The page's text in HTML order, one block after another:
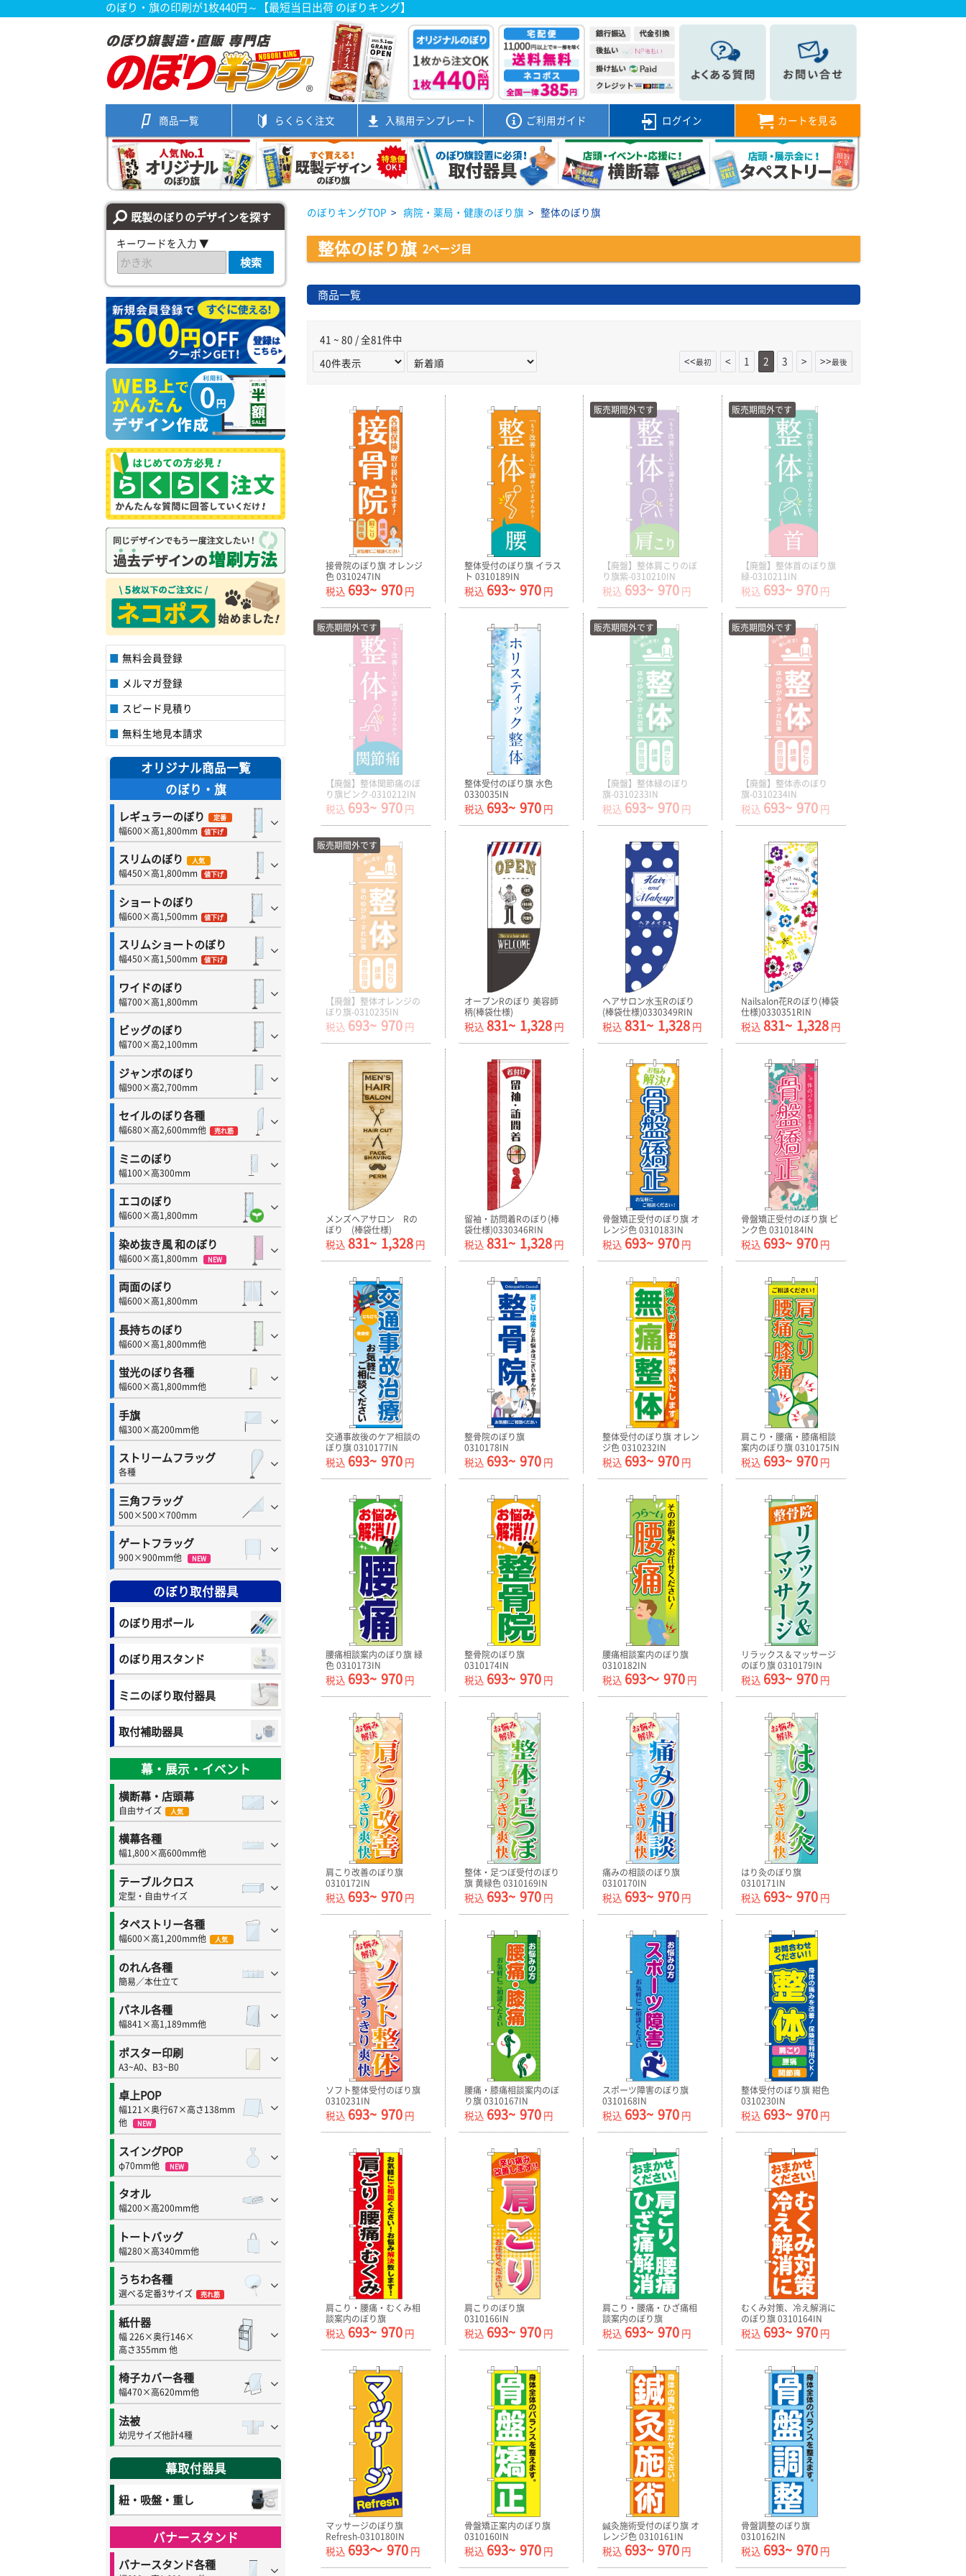
のぼり・旗の印刷が1枚440円～【最短当日出荷 のぼりキング】
商品一覧 らくらく注文 入稿用テンプレート ご利用ガイド ログイン カートを見る
既製のぼりのデザインを探す
キーワードを入力 ▼
検索
無料会員登録
メルマガ登録
スピード見積り
無料生地見本請求
オリジナル商品一覧
のぼり・旗
レギュラーのぼり 定番
幅600×高1,800mm 値下げ
スリムのぼり 人気
幅450×高1,800mm 値下げ
ショートのぼり
幅600×高1,500mm 値下げ
スリムショートのぼり
幅450×高1,500mm 値下げ
ワイドのぼり
幅700×高1,800mm
ビッグのぼり
幅700×高2,100mm
ジャンボのぼり
幅900×高2,700mm
セイルのぼり各種
幅680×高2,600mm他 売れ筋
ミニのぼり
幅100×高300mm
エコのぼり
幅600×高1,800mm
染め抜き風 和のぼり
幅600×高1,800mm NEW
両面のぼり
幅600×高1,800mm
長持ちのぼり
幅600×高1,800mm他
蛍光のぼり各種
幅600×高1,800mm他
手旗
幅300×高200mm他
ストリームフラッグ
各種
三角フラッグ
500×500×700mm
ゲートフラッグ
900×900mm他 NEW
のぼり取付器具
のぼり用ポール
のぼり用スタンド
ミニのぼり取付器具
取付補助器具
幕・展示・イベント
横断幕・店頭幕
自由サイズ 人気
横幕各種
幅1,800×高600mm他
テーブルクロス
定型・自由サイズ
タペストリー各種
幅600×高1,200mm他 人気
のれん各種
簡易／本仕立て
パネル各種
幅841×高1,189mm他
ポスター印刷
A3~A0、B3~B0
卓上POP
幅121×奥行67×高さ138mm
他
NEW
スイングPOP
φ70mm他 NEW
タオル
幅200×高200mm他
トートバッグ
幅280×高340mm他
うちわ各種
選べる定番3サイズ 売れ筋
紙什器
幅 226×奥行146×
高さ355mm 他
椅子カバー各種
幅470×高620mm他
法被
幼児サイズ他計4種
幕取付器具
紐・吸盤・重し
バナースタンド
バナースタンド各種
のぼりキングTOP > 病院・薬局・健康のぼり旗 > 整体のぼり旗
整体のぼり旗 2ページ目
商品一覧
41 ~ 80 / 全81件中
<<最初 < 1 2 3 > >>最後
接骨院のぼり旗 オレンジ
色 0310247IN
税込 693~ 970 円
整体受付のぼり旗 イラス
ト 0310189IN
税込 693~ 970 円
【廃盤】整体肩こりのぼ
り旗紫-0310210IN
税込 693~ 970 円
販売期間外です
【廃盤】整体首のぼり旗
緑-0310211IN
税込 693~ 970 円
販売期間外です
【廃盤】整体関節痛のぼ
り旗ピンク-0310212IN
税込 693~ 970 円
販売期間外です
整体受付のぼり旗 水色
0330035IN
税込 693~ 970 円
【廃盤】整体緑のぼり
旗-0310233IN
税込 693~ 970 円
販売期間外です
【廃盤】整体赤のぼり
旗-0310234IN
税込 693~ 970 円
販売期間外です
【廃盤】整体オレンジの
ぼり旗-0310235IN
税込 693~ 970 円
販売期間外です
オープンRのぼり 美容師
柄(棒袋仕様)
0330348RIN
税込 831~ 1,328 円
ヘアサロン水玉Rのぼり
(棒袋仕様)0330349RIN
税込 831~ 1,328 円
Nailsalon花Rのぼり(棒袋
仕様)0330351RIN
税込 831~ 1,328 円
メンズヘアサロン Rの
ぼり (棒袋仕様)
0330352RIN
税込 831~ 1,328 円
留袖・訪問着Rのぼり(棒
袋仕様)0330346RIN
税込 831~ 1,328 円
骨盤矯正受付のぼり旗 オ
レンジ色 0310183IN
税込 693~ 970 円
骨盤矯正受付のぼり旗 ピ
ンク色 0310184IN
税込 693~ 970 円
交通事故後のケア相談の
ぼり旗 0310177IN
税込 693~ 970 円
整骨院のぼり旗
0310178IN
税込 693~ 970 円
整体受付のぼり旗 オレン
ジ色 0310232IN
税込 693~ 970 円
肩こり・腰痛・膝痛相談
案内のぼり旗 0310175IN
税込 693~ 970 円
腰痛相談案内のぼり旗 緑
色 0310173IN
税込 693~ 970 円
整骨院のぼり旗
0310174IN
税込 693~ 970 円
腰痛相談案内のぼり旗
0310182IN
税込 693〜 970 円
リラックス＆マッサージ
のぼり旗 0310179IN
税込 693~ 970 円
肩こり改善のぼり旗
0310172IN
税込 693~ 970 円
整体・足つぼ受付のぼり
旗 黄緑色 0310169IN
税込 693~ 970 円
痛みの相談のぼり旗
0310170IN
税込 693~ 970 円
はり灸のぼり旗
0310171IN
税込 693~ 970 円
ソフト整体受付のぼり旗
0310231IN
税込 693~ 970 円
腰痛・膝痛相談案内のぼ
り旗 0310167IN
税込 693~ 970 円
スポーツ障害のぼり旗
0310168IN
税込 693~ 970 円
整体受付のぼり旗 紺色
0310230IN
税込 693~ 970 円
肩こり・腰痛・むくみ相
談案内のぼり旗
0310165IN
税込 693~ 970 円
肩こりのぼり旗
0310166IN
税込 693~ 970 円
肩こり・腰痛・ひざ痛相
談案内のぼり旗
0310163IN
税込 693~ 970 円
むくみ対策、冷え解消に
のぼり旗 0310164IN
税込 693~ 970 円
マッサージのぼり旗
Refresh-0310180IN
税込 693〜 970 円
骨盤矯正案内のぼり旗
0310160IN
税込 693~ 970 円
鍼灸施術受付のぼり旗 オ
レンジ色 0310161IN
税込 693~ 970 円
骨盤調整のぼり旗
0310162IN
税込 693~ 970 円